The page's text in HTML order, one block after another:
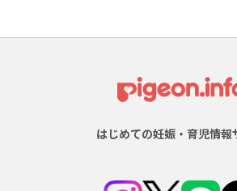
はじめての妊娠・育児情報